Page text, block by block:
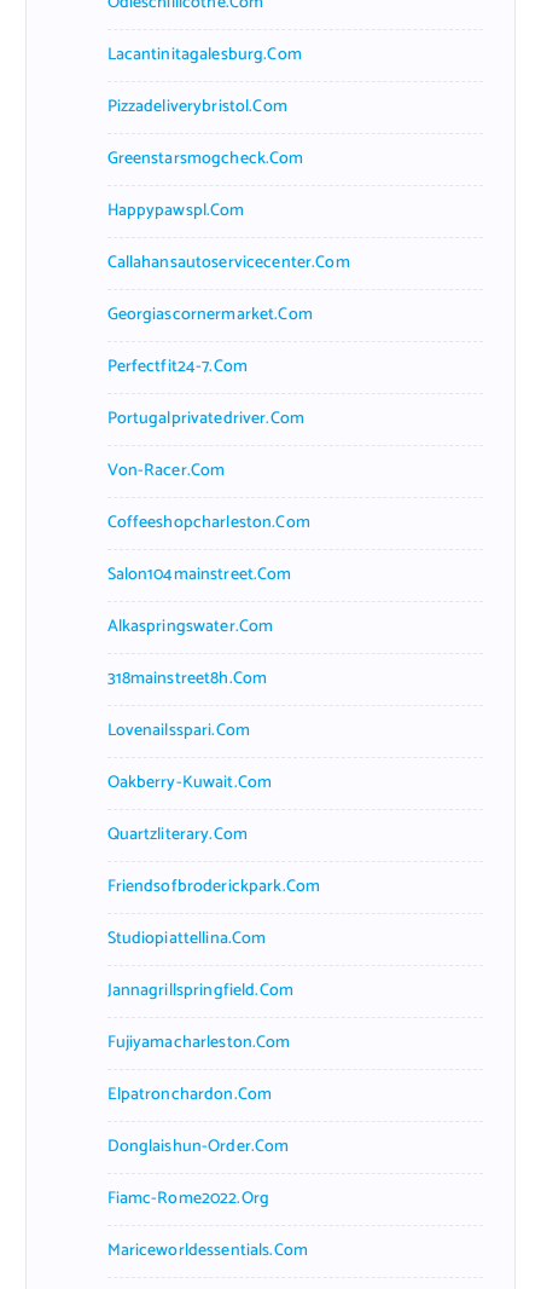
Lacantinitagalesburg.com
Pizzadeliverybristol.com
Greenstarsmogcheck.com
Happypawspl.com
Callahansautoservicecenter.com
Georgiascornermarket.com
Perfectfit24-7.com
Portugalprivatedriver.com
Von-Racer.com
Coffeeshopcharleston.com
Salon104mainstreet.com
Alkaspringswater.com
318mainstreet8h.com
Lovenailsspari.com
Oakberry-Kuwait.com
Quartzliterary.com
Friendsofbroderickpark.com
Studiopiattellina.com
Jannagrillspringfield.com
Fujiyamacharleston.com
Elpatronchardon.com
Donglaishun-Order.com
Fiamc-Rome2022.org
Mariceworldessentials.com